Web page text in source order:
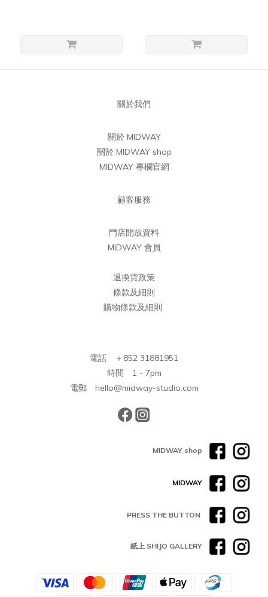
關於我們
關於 MIDWAY
關於 MIDWAY shop
MIDWAY 專欄官網
顧客服務
門店開放資料
MIDWAY 會員
退換貨政策
條款及細則
購物條款及細則
電話 ＋852 31881951
時間 1 - 7pm
電郵 hello@midway-studio.com
MIDWAY shop
MIDWAY
PRESS THE BUTTON
紙上 SHIJO GALLERY